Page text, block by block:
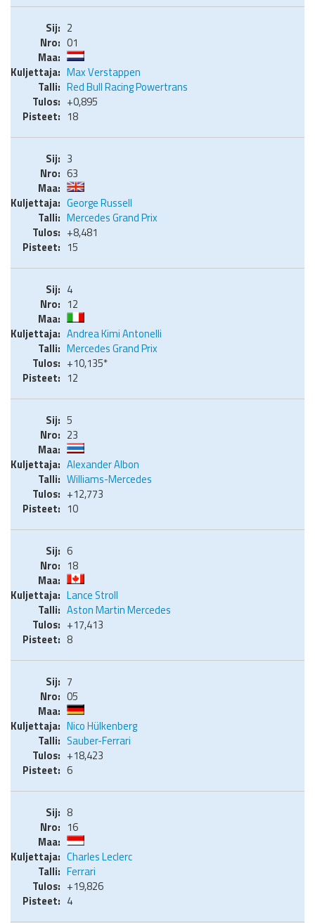
2
01
Max Verstappen
Red Bull Racing Powertrans
+0,895
18
3
63
George Russell
Mercedes Grand Prix
+8,481
15
4
12
Andrea Kimi Antonelli
Mercedes Grand Prix
+10,135*
12
5
23
Alexander Albon
Williams-Mercedes
+12,773
10
6
18
Lance Stroll
Aston Martin Mercedes
+17,413
8
7
05
Nico Hülkenberg
Sauber-Ferrari
+18,423
6
8
16
Charles Leclerc
Ferrari
+19,826
4